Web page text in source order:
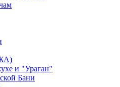
и "Ураган"
Бани